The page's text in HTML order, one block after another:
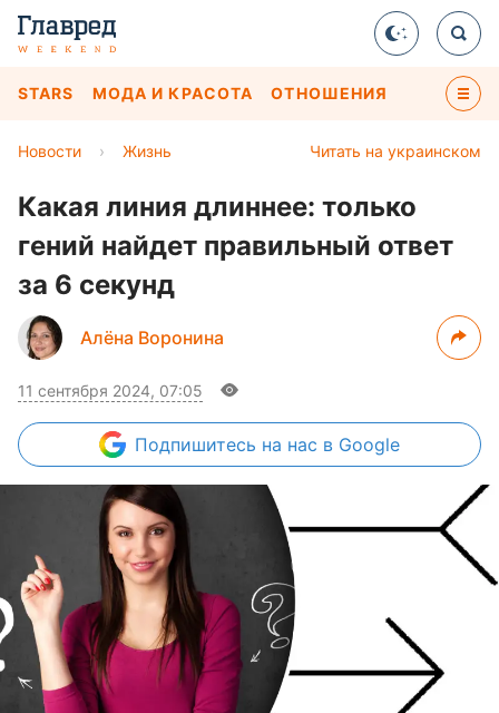
STARS МОДА И КРАСОТА ОТНОШЕНИЯ
Читать на украинском
Новости › Жизнь
Какая линия длиннее: только
гений найдет правильный ответ
за 6 секунд
Алёна Воронина
11 сентября 2024, 07:05
Подпишитесь на нас в Google